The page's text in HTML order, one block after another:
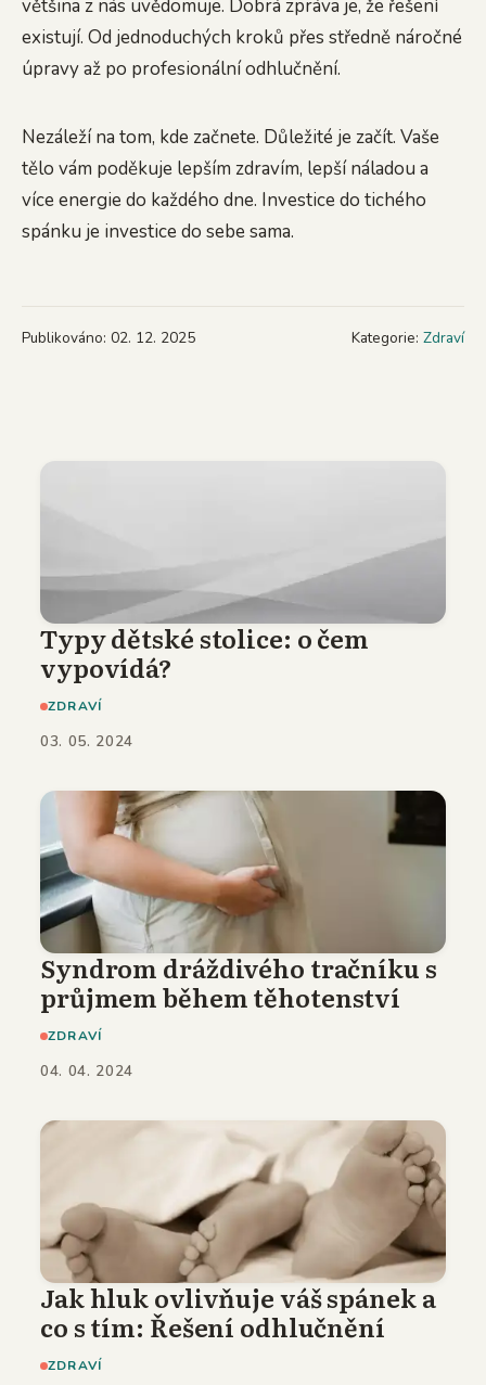
většina z nás uvědomuje. Dobrá zpráva je, že řešení
existují. Od jednoduchých kroků přes středně náročné
úpravy až po profesionální odhlučnění.
Nezáleží na tom, kde začnete. Důležité je začít. Vaše
tělo vám poděkuje lepším zdravím, lepší náladou a
více energie do každého dne. Investice do tichého
spánku je investice do sebe sama.
Publikováno: 02. 12. 2025 Kategorie: Zdraví
Typy dětské stolice: o čem
vypovídá?
ZDRAVÍ
03. 05. 2024
Syndrom dráždivého tračníku s
průjmem během těhotenství
ZDRAVÍ
04. 04. 2024
Jak hluk ovlivňuje váš spánek a
co s tím: Řešení odhlučnění
ZDRAVÍ